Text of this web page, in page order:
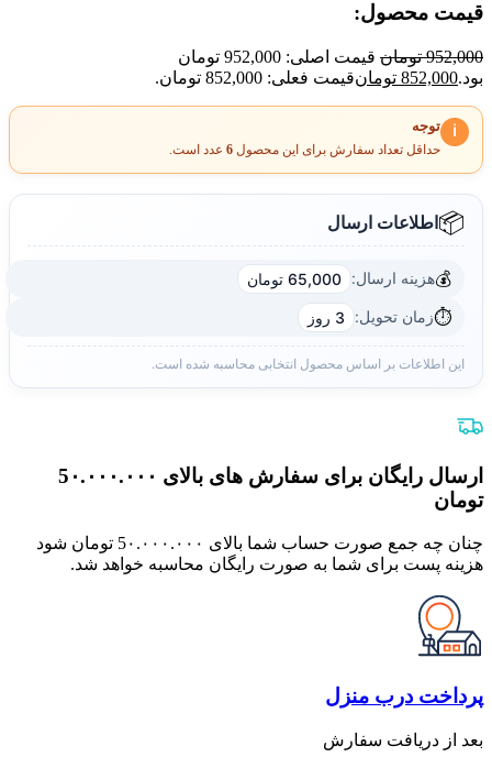
قیمت محصول:​
952,000 تومان
قیمت اصلی: 952,000 تومان
بود.852,000 تومانقیمت فعلی: 852,000 تومان.
ℹ توجه
حداقل تعداد سفارش برای این محصول 6 عدد است.
📦اطلاعات ارسال
💰هزینه ارسال: 65,000 تومان
⏱️زمان تحویل: 3 روز
این اطلاعات بر اساس محصول انتخابی محاسبه شده است.
ارسال رایگان برای سفارش های بالای 5٠.٠٠٠.٠٠٠
تومان
چنان چه جمع صورت حساب شما بالای 5٠.٠٠٠.٠٠٠ تومان شود
هزینه پست برای شما به صورت رایگان محاسبه خواهد شد.
پرداخت درب منزل
بعد از دریافت سفارش